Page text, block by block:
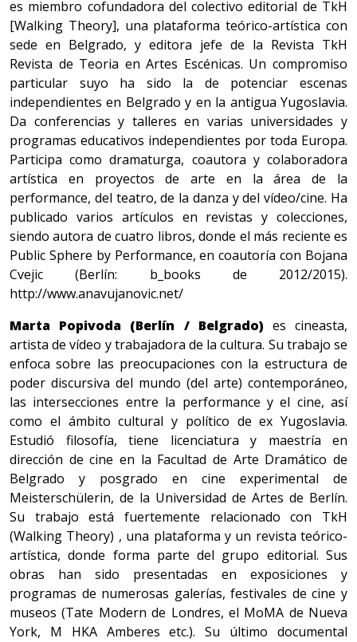
es miembro cofundadora del colectivo editorial de TkH
[Walking Theory], una plataforma teórico-artística con
sede en Belgrado, y editora jefe de la Revista TkH
Revista de Teoria en Artes Escénicas. Un compromiso
particular suyo ha sido la de potenciar escenas
independientes en Belgrado y en la antigua Yugoslavia.
Da conferencias y talleres en varias universidades y
programas educativos independientes por toda Europa.
Participa como dramaturga, coautora y colaboradora
artística en proyectos de arte en la área de la
performance, del teatro, de la danza y del vídeo/cine. Ha
publicado varios artículos en revistas y colecciones,
siendo autora de cuatro libros, donde el más reciente es
Public Sphere by Performance, en coautoría con Bojana
Cvejic (Berlín: b_books de 2012/2015).
http://www.anavujanovic.net/
Marta Popivoda (Berlín / Belgrado) es cineasta,
artista de vídeo y trabajadora de la cultura. Su trabajo se
enfoca sobre las preocupaciones con la estructura de
poder discursiva del mundo (del arte) contemporáneo,
las intersecciones entre la performance y el cine, así
como el ámbito cultural y político de ex Yugoslavia.
Estudió filosofía, tiene licenciatura y maestría en
dirección de cine en la Facultad de Arte Dramático de
Belgrado y posgrado en cine experimental de
Meisterschülerin, de la Universidad de Artes de Berlín.
Su trabajo está fuertemente relacionado con TkH
(Walking Theory) , una plataforma y un revista teórico-
artística, donde forma parte del grupo editorial. Sus
obras han sido presentadas en exposiciones y
programas de numerosas galerías, festivales de cine y
museos (Tate Modern de Londres, el MoMA de Nueva
York, M HKA Amberes etc.). Su último documental